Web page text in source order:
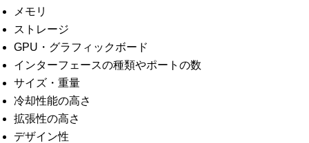
メモリ
ストレージ
GPU・グラフィックボード
インターフェースの種類やポートの数
サイズ・重量
冷却性能の高さ
拡張性の高さ
デザイン性